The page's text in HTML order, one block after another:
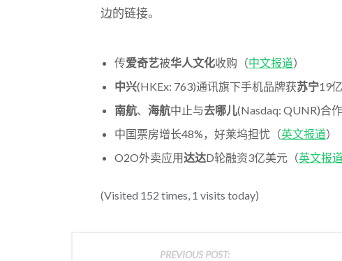
边的链接。
传爱奇艺被华人文化收购（中文报道）
中兴(HKEx: 763)通讯旗下手机品牌获苏宁19
南航、 海航中止与去哪儿(Nasdaq: QUNR)合
中国票房增长48%，好莱坞担忧（英文报道）
O2O外卖应用达达D轮融资3亿美元（英文报
(Visited 152 times, 1 visits today)
PREVIOUS POST: